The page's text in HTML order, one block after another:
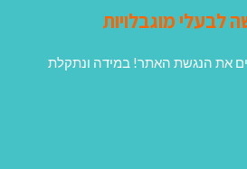
לבעלי מוגבלויות
את הנגשת האתר! במידה ונתקלת